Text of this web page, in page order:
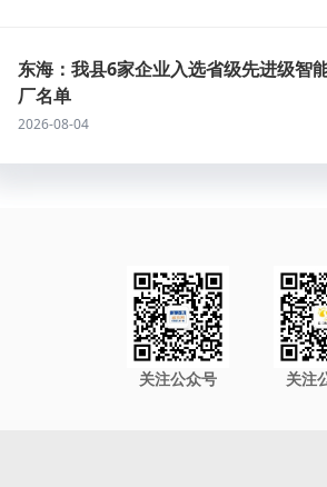
东海：我县6家企业入选省级先进级智
厂名单
2026-08-04
关注公众号 关注